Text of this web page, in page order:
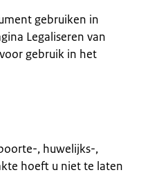
gebruiken in
Legaliseren van
gebruik in het
, huwelijks-,
hoeft u niet te laten